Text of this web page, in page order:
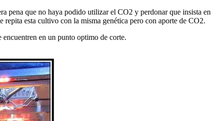
pena que no haya podido utilizar el CO2 y perdonar que insista en
esta cultivo con la misma genética pero con aporte de CO2.
encuentren en un punto optimo de corte.